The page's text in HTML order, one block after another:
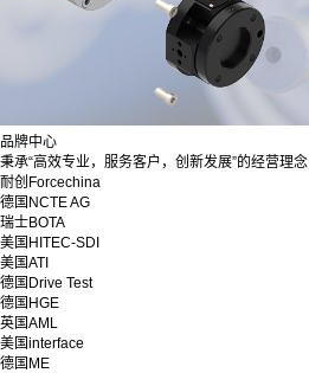
品牌中心
秉承“高效专业，服务客户，创新发展”的经营理念
耐创Forcechina
德国NCTE AG
瑞士BOTA
美国HITEC-SDI
美国ATI
德国Drive Test
德国HGE
英国AML
美国interface
德国ME